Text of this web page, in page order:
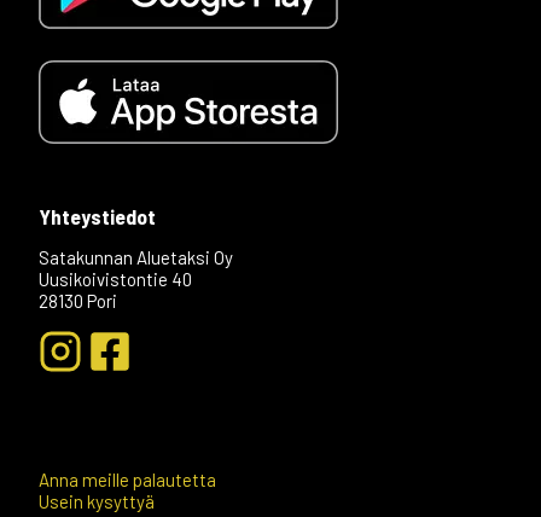
Yhteystiedot
Satakunnan Aluetaksi Oy
Uusikoivistontie 40
28130 Pori
Anna meille palautetta
Usein kysyttyä